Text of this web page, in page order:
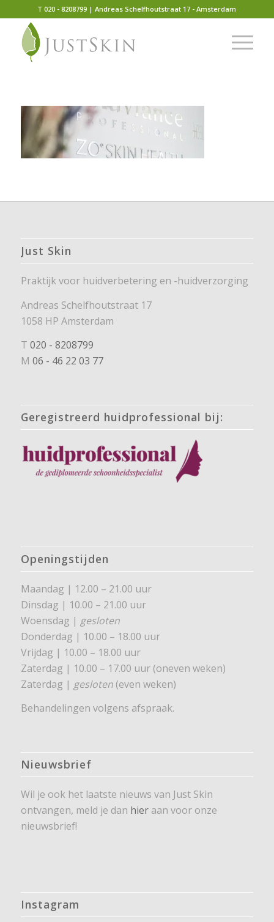
T 020 - 8208799 | Andreas Schelfhoutstraat 17 - Amsterdam
Just Skin
Praktijk voor huidverbetering en -huidverzorging
Andreas Schelfhoutstraat 17
1058 HP Amsterdam
T 020 - 8208799
M 06 - 46 22 03 77
Geregistreerd huidprofessional bij:
Openingstijden
Maandag | 12.00 – 21.00 uur
Dinsdag | 10.00 – 21.00 uur
Woensdag | gesloten
Donderdag | 10.00 – 18.00 uur
Vrijdag | 10.00 – 18.00 uur
Zaterdag | 10.00 – 17.00 uur (oneven weken)
Zaterdag | gesloten(even weken)
Behandelingen volgens afspraak.
Nieuwsbrief
Wil je ook het laatste nieuws van Just Skin
ontvangen, meld je dan hieraan voor onze
nieuwsbrief!
Instagram